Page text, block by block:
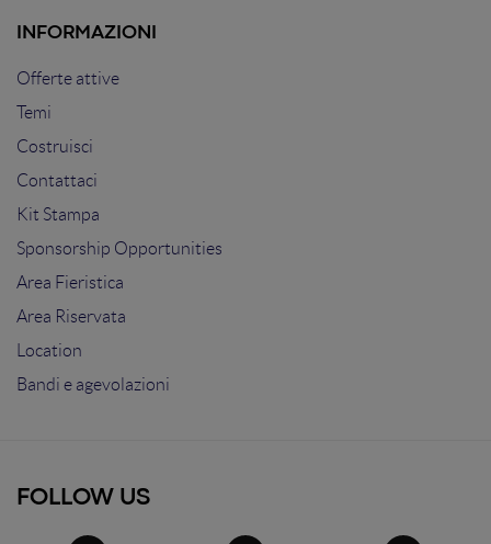
INFORMAZIONI
Offerte attive
Temi
Costruisci
Contattaci
Kit Stampa
Sponsorship Opportunities
Area Fieristica
Area Riservata
Location
Bandi e agevolazioni
FOLLOW US